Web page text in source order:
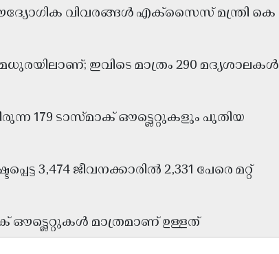
ഔദ്യോഗിക വിവരങ്ങൾ എക്സൈസ് മന്ത്രി കെ
ഇവിടെ മാത്രം 290 മദ്യശാലകൾ
179 ടാസ്മാക് ഔട്ട്ലെറ്റുകളും പുതിയ
3,474 ജീവനക്കാരിൽ 2,331 പേരെ മറ്റ്
ഔട്ട്ലെറ്റുകൾ മാത്രമാണ് ഉള്ളത്